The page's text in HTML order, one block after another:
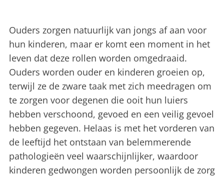
Ouders zorgen natuurlijk van jongs af aan voor
hun kinderen, maar er komt een moment in het
leven dat deze rollen worden omgedraaid.
Ouders worden ouder en kinderen groeien op,
terwijl ze de zware taak met zich meedragen om
te zorgen voor degenen die ooit hun luiers
hebben verschoond, gevoed en een veilig gevoel
hebben gegeven. Helaas is met het vorderen van
de leeftijd het ontstaan van belemmerende
pathologieën veel waarschijnlijker, waardoor
kinderen gedwongen worden persoonlijk de zorg